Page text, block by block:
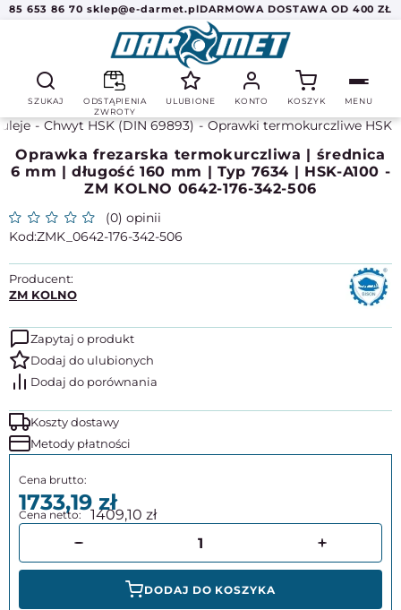
85 653 86 70 sklep@e-darmet.plDARMOWA DOSTAWA OD 400 ZŁ
SZUKAJ
ODSTĄPIENIA
ZWROTY
ULUBIONE KONTO KOSZYK MENU
Chwyt HSK (DIN 69893) Oprawki termokurczliwe HSK
Oprawka frezarska termokurczliwa | średnica
6 mm | długość 160 mm | Typ 7634 | HSK-A100 -
ZM KOLNO 0642-176-342-506
(0) opinii
ZMK_0642-176-342-506
Producent:
ZM KOLNO
Zapytaj o produkt
Koszty dostawy
Metody płatności
1733,191409,10
DODAJ DO KOSZYKA